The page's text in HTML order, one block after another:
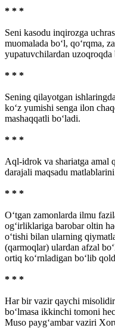
* * *
Seni kasodu inqirozga
muomalada bo‘l, qo‘rqma,
yupatuvchilardan uzoqroqda
* * *
Sening qilayotgan
ko‘z yumishi senga ilon
mashaqqatli bo‘ladi.
* * *
Aql-idrok va shariatga amal
darajali maqsadu
* * *
O‘tgan zamonlarda ilmu
og‘irliklariga barobar oltin
o‘tishi bilan ularning
(qarmoqlar) ulardan afzal
ortiq ko‘rnladigan bo‘lib
* * *
Har bir vazir qaychi
bo‘lmasa ikkinchi tomoni
Muso payg‘ambar vaziri